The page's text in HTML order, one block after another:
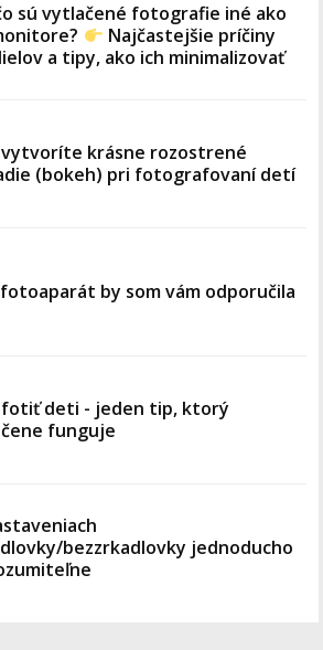
sú vytlačené fotografie iné ako
Najčastejšie príčiny
a tipy, ako ich minimalizovať
krásne rozostrené
(bokeh) pri fotografovaní detí
by som vám odporučila
fotiť deti - jeden tip, ktorý
funguje
bezzrkadlovky jednoducho